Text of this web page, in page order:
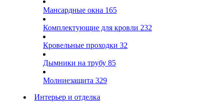
Мансардные окна 165
Комплектующие для кровли 232
Кровельные проходки 32
Дымники на трубу 85
Молниезащита 329
Интерьер и отделка